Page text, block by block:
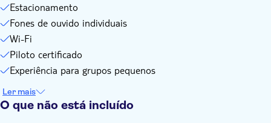
Caso precise cancelar ou reagendar, você deve informar o
operador local com pelo menos 24 horas de antecedência
do horário da reserva para evitar uma taxa de
remarcação/cancelamento.
O voo está sujeito a condições meteorológicas favoráveis
A rota do voo pode mudar sem aviso prévio devido a razões
de tráfego aéreo
Vista-se adequadamente: não são permitidos trajes de
Estacionamento
Fones de ouvido individuais
Wi-Fi
Piloto certificado
Experiência para grupos pequenos
Ler mais
O que não está incluído